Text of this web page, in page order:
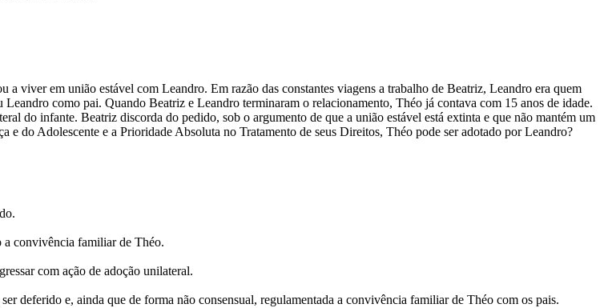
viver em união estável com Leandro. Em razão das constantes viagens a trabalho de Beatriz, Leandro era quem
como pai. Quando Beatriz e Leandro terminaram o relacionamento, Théo já contava com 15 anos de idade.
do infante. Beatriz discorda do pedido, sob o argumento de que a união estável está extinta e que não mantém um
do Adolescente e a Prioridade Absoluta no Tratamento de seus Direitos, Théo pode ser adotado por Leandro?
a convivência familiar de Théo.
com ação de adoção unilateral.
deferido e, ainda que de forma não consensual, regulamentada a convivência familiar de Théo com os pais.